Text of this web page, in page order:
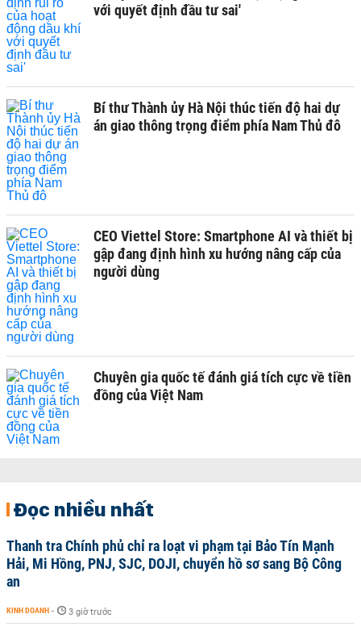
với quyết định đầu tư sai'
Bí thư Thành ủy Hà Nội thúc tiến độ hai dự
án giao thông trọng điểm phía Nam Thủ đô
CEO Viettel Store: Smartphone AI và thiết bị
gập đang định hình xu hướng nâng cấp của
người dùng
Chuyên gia quốc tế đánh giá tích cực về tiền
đồng của Việt Nam
Đọc nhiều nhất
Thanh tra Chính phủ chỉ ra loạt vi phạm tại Bảo Tín Mạnh
Hải, Mi Hồng, PNJ, SJC, DOJI, chuyển hồ sơ sang Bộ Công
an
KINH DOANH - 3 giờ trước